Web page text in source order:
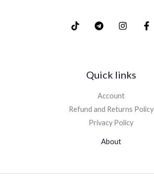
Quick links
Account
Refund and Returns Policy
Privacy Policy
About